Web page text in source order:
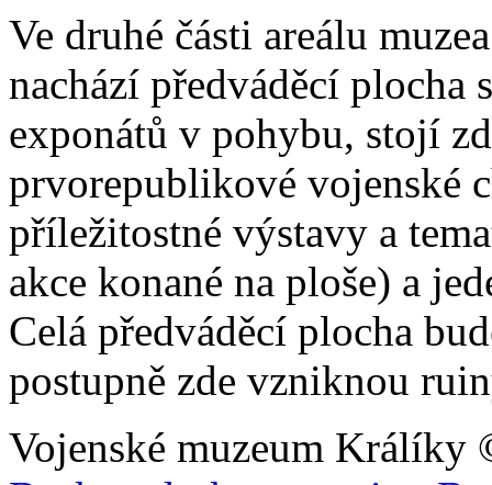
Ve druhé části areálu
nachází předváděcí plocha
exponátů v pohybu, stojí
prvorepublikové vojenské
příležitostné výstavy a
akce konané na ploše) a
Celá předváděcí plocha
postupně zde vzniknou
Vojenské muzeum Králíky